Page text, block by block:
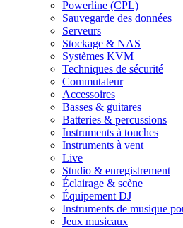
Powerline (CPL)
Sauvegarde des données
Serveurs
Stockage & NAS
Systèmes KVM
Techniques de sécurité
Commutateur
Accessoires
Basses & guitares
Batteries & percussions
Instruments à touches
Instruments à vent
Live
Studio & enregistrement
Éclairage & scène
Équipement DJ
Instruments de musique
Jeux musicaux